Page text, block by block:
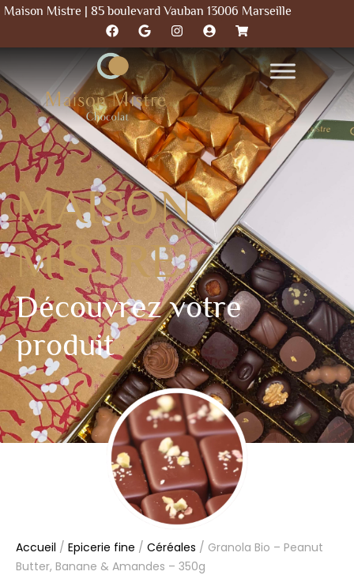
Maison Mistre | 85 boulevard Vauban 13006 Marseille
MAISON
MISTRE
Découvrez votre
produit
Accueil / Epicerie fine / Céréales / Granola Bio – Peanut
Butter, Banane & Amandes – 350g